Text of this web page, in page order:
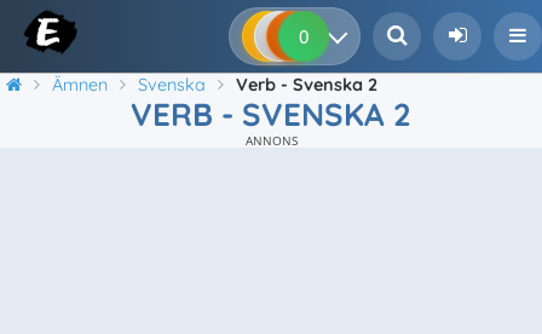
0 0 0
Ämnen Svenska Verb - Svenska 2
VERB - SVENSKA 2
ANNONS